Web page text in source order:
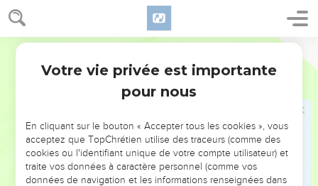
Jérémie 45
Seuls les Évangiles sont disponibles en vidéo pour le moment.
Un message pour Baruc
La parole que Jérémie le Prophète dit à Baruc fils de Nérija,
quand il écrivait dans un livre ces paroles-là, de la bouche de
Votre vie privée est importante
pour nous
En cliquant sur le bouton « Accepter tous les cookies », vous
acceptez que TopChrétien utilise des traceurs (comme des
cookies ou l'identifiant unique de votre compte utilisateur) et
traite vos données à caractère personnel (comme vos
données de navigation et les informations renseignées dans